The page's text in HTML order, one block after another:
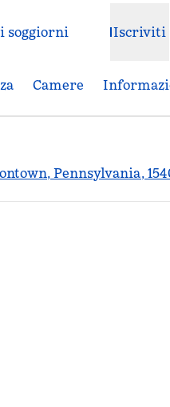
soggiorni Iscriviti
Camere
Pennsylvania,